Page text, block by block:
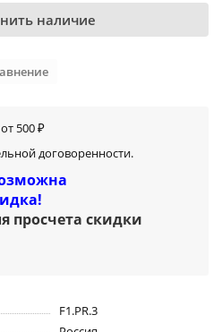
наличие
500 ₽
договоренности.
просчета скидки
F1.PR.3